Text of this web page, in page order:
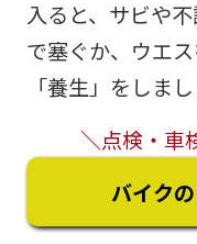
入ると、サビや
で塞ぐか、ウエ
「養生」をしまし
＼点検・車
バイク